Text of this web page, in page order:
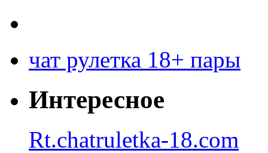
чат рулетка 18+ пары
Интересное
Rt.chatruletka-18.com